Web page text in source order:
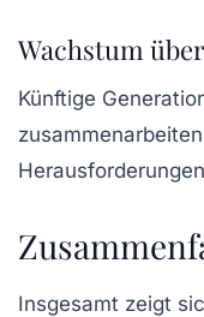
Wachstum
Künftige
Insgesamt zeigt